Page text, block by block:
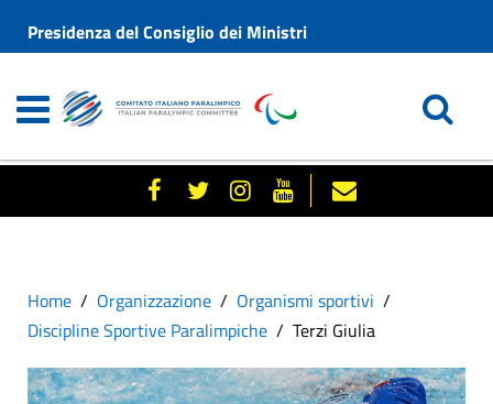
Presidenza del Consiglio dei Ministri
Home Organizzazione
Organismi sportivi
Discipline Sportive Paralimpiche
Terzi Giulia